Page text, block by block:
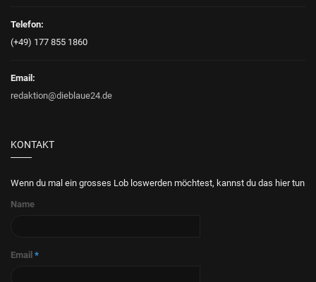
Telefon:
(+49) 177 855 1860
Email:
redaktion@dieblaue24.de
KONTAKT
Wenn du mal ein grosses Lob loswerden möchtest, kannst du das hier tun
Name
Email *